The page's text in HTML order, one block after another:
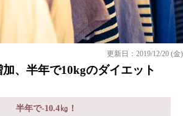
更新日：2019/12/20 (金)
、半年で10kgのダイエット
半年で-10.4㎏！